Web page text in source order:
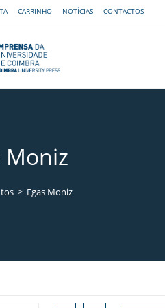
CARRINHO NOTÍCIAS CONTACTOS
Moniz
> Egas Moniz